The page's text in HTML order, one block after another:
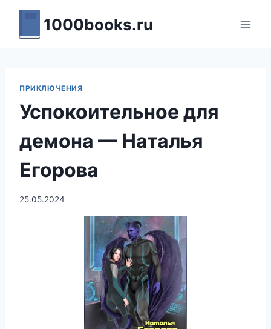
Перейти
содержимому
1000books.ru
ПРИКЛЮЧЕНИЯ
Успокоительное для
демона — Наталья
Егорова
25.05.2024